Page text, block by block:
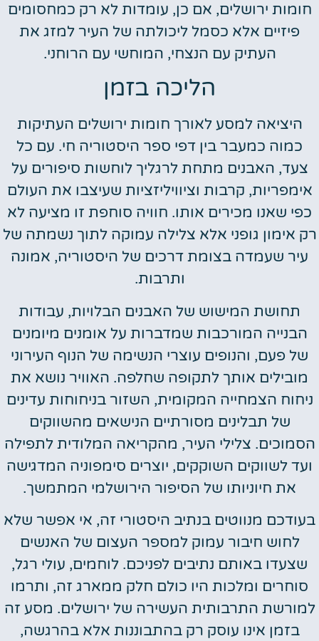
חומות ירושלים, אם כן, עומדות לא רק כמחסומים
פיזיים אלא כסמל ליכולתה של העיר למזג את
העתיק עם הנצחי, המוחשי עם הרוחני.
הליכה בזמן
היציאה למסע לאורך חומות ירושלים העתיקות
כמוה כמעבר בין דפי ספר היסטוריה חי. עם כל
צעד, האבנים מתחת לרגליך לוחשות סיפורים על
אימפריות, קרבות וציוויליזציות שעיצבו את העולם
כפי שאנו מכירים אותו. חוויה סוחפת זו מציעה לא
רק אימון גופני אלא צלילה עמוקה לתוך נשמתה של
עיר שעמדה בצומת דרכים של היסטוריה, אמונה
ותרבות.
תחושת המישוש של האבנים הבלויות, עבודות
הבנייה המורכבות שמדברות על אומנים מיומנים
של פעם, והנופים עוצרי הנשימה של הנוף העירוני
מובילים אותך לתקופה שחלפה. האוויר נושא את
ניחוח הצמחייה המקומית, השזור בניחוחות עדינים
של תבלינים מסורתיים הנישאים מהשווקים
הסמוכים. צלילי העיר, מהקריאה המלודית לתפילה
ועד לשווקים השוקקים, יוצרים סימפוניה המדגישה
את חיוניותו של הסיפור הירושלמי המתמשך.
בעודכם מנווטים בנתיב היסטורי זה, אי אפשר שלא
לחוש חיבור עמוק למספר העצום של האנשים
שצעדו באותם נתיבים לפניכם. לוחמים, עולי רגל,
סוחרים ומלכות היו כולם חלק ממארג זה, ותרמו
למורשת התרבותית העשירה של ירושלים. מסע זה
בזמן אינו עוסק רק בהתבוננות אלא בהרגשה,